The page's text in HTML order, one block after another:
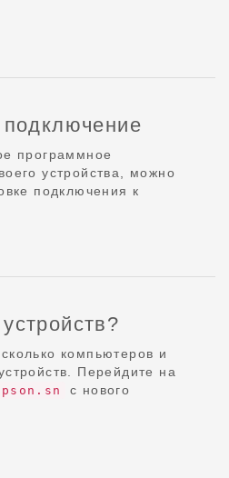
подключение
программное
устройства, можно
подключения к
компьютеров и
Перейдите на
с нового